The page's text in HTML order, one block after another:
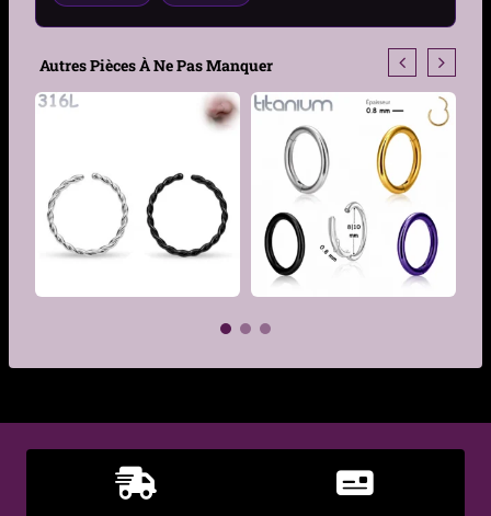
Couleur
Acier, Noir, Doré, Or Rose,
Traitement de
surface
PVD (pour les versions
colorées)
Épaisseur Tige 1.0mm
6mm, 8mm, 10mm
2,5 mm
Style
Minimaliste ; Graphique ;
Autres Pièces À Ne Pas Manquer